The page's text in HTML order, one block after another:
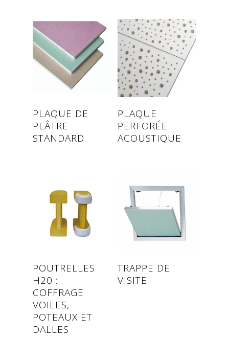
PLAQUE DE
PLÂTRE
STANDARD
PLAQUE
PERFORÉE
ACOUSTIQUE
POUTRELLES
H20 :
COFFRAGE
VOILES,
POTEAUX ET
DALLES
TRAPPE DE
VISITE